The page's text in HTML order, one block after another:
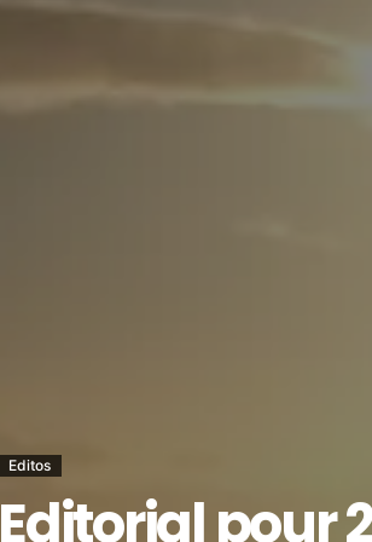
Editos
Editorial pour